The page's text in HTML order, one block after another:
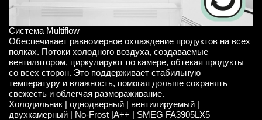
Система Multiflow
Обеспечивает равномерное охлаждение продуктов на всех
полках. Потоки холодного воздуха, создаваемые
вентилятором, циркулируют по камере, обтекая продукты
со всех сторон. Это поддерживает стабильную
температуру и влажность, помогая дольше сохранять
свежесть и облегчая размораживание.
Холодильник | однодверный | вентилируемый |
двухкамерный | No-Frost |A++ | SMEG FA3905LX5